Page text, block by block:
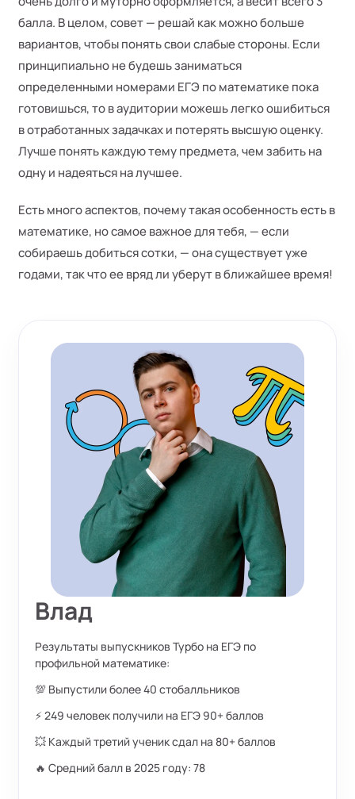
балла. В целом, совет — решай как можно больше
вариантов, чтобы понять свои слабые стороны. Если
принципиально не будешь заниматься
определенными номерами ЕГЭ по математике пока
готовишься, то в аудитории можешь легко ошибиться
в отработанных задачках и потерять высшую оценку.
Лучше понять каждую тему предмета, чем забить на
одну и надеяться на лучшее.
Есть много аспектов, почему такая особенность есть в
математике, но самое важное для тебя, — если
собираешь добиться сотки, — она существует уже
годами, так что ее вряд ли уберут в ближайшее время!
Влад
Результаты выпускников Турбо на ЕГЭ по
профильной математике:
💯 Выпустили более 40 стобалльников
⚡ 249 человек получили на ЕГЭ 90+ баллов
💥 Каждый третий ученик сдал на 80+ баллов
🔥 Средний балл в 2025 году: 78